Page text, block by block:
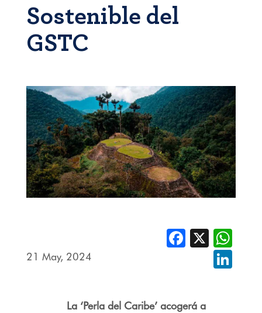
Sostenible del
GSTC
21 May, 2024
Facebook
X
La ‘Perla del Caribe’ acogerá a